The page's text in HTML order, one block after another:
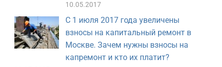
10.05.2017
С 1 июля 2017 года увеличены
взносы на капитальный ремонт в
Москве. Зачем нужны взносы на
капремонт и кто их платит?